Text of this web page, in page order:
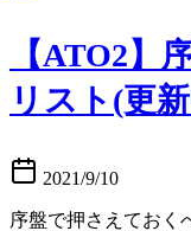
【ATO2】
リスト(更新
2021/9/10
序盤で押さえておく